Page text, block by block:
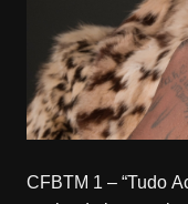
CFBTM 1 – “Tudo Aconteceu”: MC Du Black realiza